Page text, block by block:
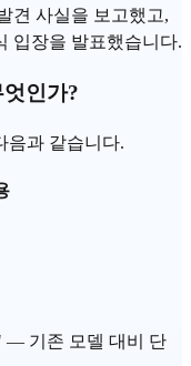
견 사실을 보고했고,
입장을 발표했습니다.
인가?
음과 같습니다.
— 기존 모델 대비 단